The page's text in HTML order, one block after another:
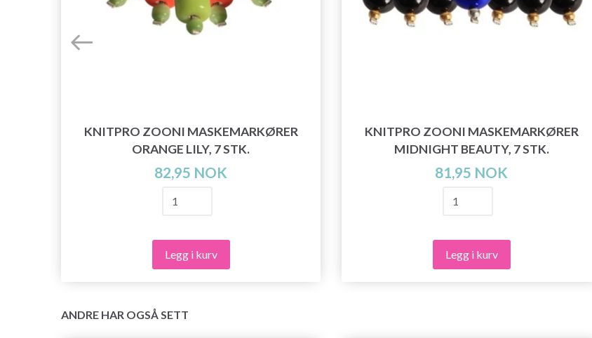
KNITPRO ZOONI MASKEMARKØRER
ORANGE LILY, 7 STK.
82,95 NOK
Legg i kurv
KNITPRO ZOONI MASKEMARKØRER
MIDNIGHT BEAUTY, 7 STK.
81,95 NOK
Legg i kurv
ANDRE HAR OGSÅ SETT